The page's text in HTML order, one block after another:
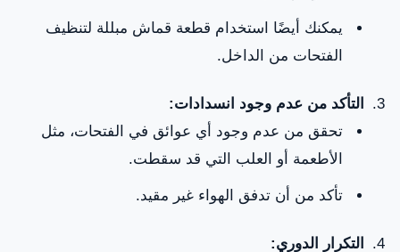
يمكنك أيضًا استخدام قطعة قماش مبللة لتنظيف
الفتحات من الداخل.
التأكد من عدم وجود انسدادات:
تحقق من عدم وجود أي عوائق في الفتحات، مثل
الأطعمة أو العلب التي قد سقطت.
تأكد من أن تدفق الهواء غير مقيد.
التكرار الدوري: